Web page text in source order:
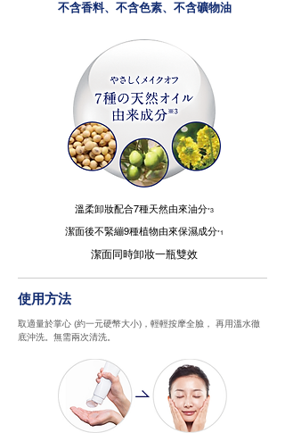
不含香料、不含色素、不含礦物油
溫柔卸妝配合7種天然由來油分*3
潔面後不緊繃9種植物由來保濕成分*1
潔面同時卸妝一瓶雙效
使用方法
取適量於掌心 (約一元硬幣大小)，輕輕按摩全臉， 再用溫水徹
底沖洗。無需兩次清洗。